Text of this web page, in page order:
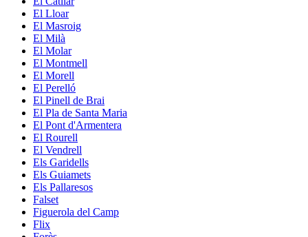
El Lloar
El Masroig
El Milà
El Molar
El Montmell
El Morell
El Perelló
El Pinell de Brai
El Pla de Santa Maria
El Pont d'Armentera
El Rourell
El Vendrell
Els Garidells
Els Guiamets
Els Pallaresos
Falset
Figuerola del Camp
Flix